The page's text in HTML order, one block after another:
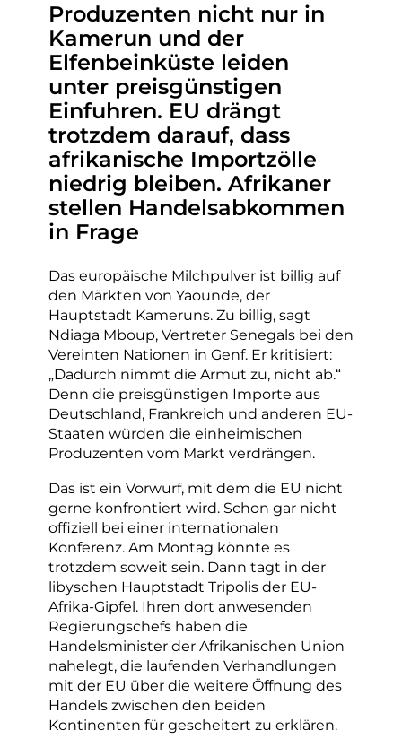
Produzenten nicht nur in
Kamerun und der
Elfenbeinküste leiden
unter preisgünstigen
Einfuhren. EU drängt
trotzdem darauf, dass
afrikanische Importzölle
niedrig bleiben. Afrikaner
stellen Handelsabkommen
in Frage
Das europäische Milchpulver ist billig auf
den Märkten von Yaounde, der
Hauptstadt Kameruns. Zu billig, sagt
Ndiaga Mboup, Vertreter Senegals bei den
Vereinten Nationen in Genf. Er kritisiert:
„Dadurch nimmt die Armut zu, nicht ab.“
Denn die preisgünstigen Importe aus
Deutschland, Frankreich und anderen EU-
Staaten würden die einheimischen
Produzenten vom Markt verdrängen.
Das ist ein Vorwurf, mit dem die EU nicht
gerne konfrontiert wird. Schon gar nicht
offiziell bei einer internationalen
Konferenz. Am Montag könnte es
trotzdem soweit sein. Dann tagt in der
libyschen Hauptstadt Tripolis der EU-
Afrika-Gipfel. Ihren dort anwesenden
Regierungschefs haben die
Handelsminister der Afrikanischen Union
nahelegt, die laufenden Verhandlungen
mit der EU über die weitere Öffnung des
Handels zwischen den beiden
Kontinenten für gescheitert zu erklären.